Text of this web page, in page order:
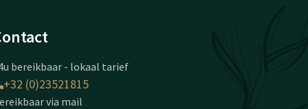
bereikbaar - lokaal tarief
+32 (0)23521815
via mail